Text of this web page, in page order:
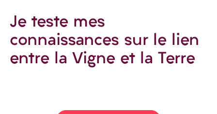
Je teste mes
connaissances sur le lien
entre la Vigne et la Terre